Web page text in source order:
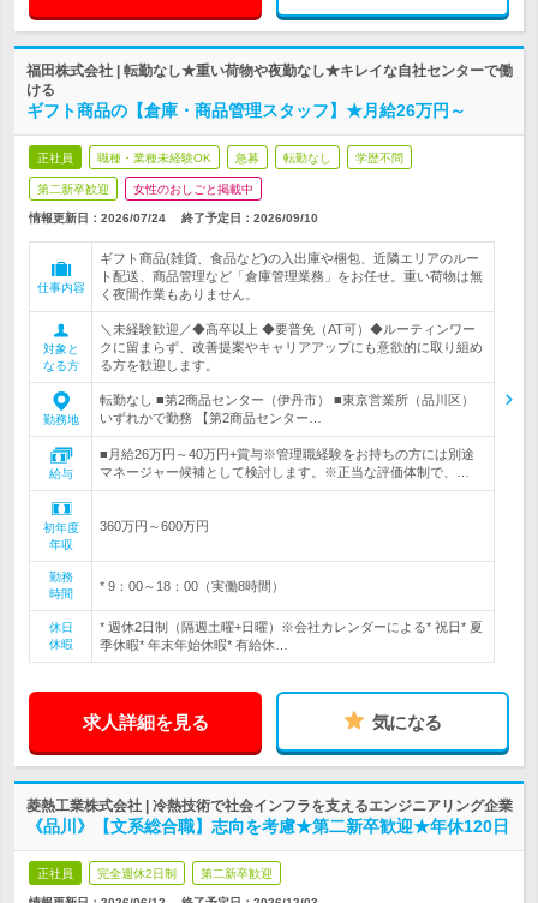
福田株式会社 | 転勤なし★重い荷物や夜勤なし★キレイな自社センターで働
ける
ギフト商品の【倉庫・商品管理スタッフ】★月給26万円～
正社員 職種・業種未経験OK 急募 転勤なし 学歴不問
第二新卒歓迎 女性のおしごと掲載中
情報更新日：2026/07/24 終了予定日： 2026/09/10
仕事内容
ギフト商品(雑貨、食品など)の入出庫や梱包、近隣エリアのルー
ト配送、商品管理など「倉庫管理業務」をお任せ。重い荷物は無
く夜間作業もありません。
対象と
なる方
＼未経験歓迎／◆高卒以上 ◆要普免（AT可）◆ルーティンワー
クに留まらず、改善提案やキャリアアップにも意欲的に取り組め
る方を歓迎します。
勤務地
転勤なし ■第2商品センター（伊丹市） ■東京営業所（品川区）
いずれかで勤務 【第2商品センター…
給与
■月給26万円～40万円+賞与※管理職経験をお持ちの方には別途
マネージャー候補として検討します。※正当な評価体制で、…
初年度
年収
360万円～600万円
勤務
時間
* 9：00～18：00（実働8時間）
休日
休暇
* 週休2日制（隔週土曜+日曜）※会社カレンダーによる* 祝日* 夏
季休暇* 年末年始休暇* 有給休…
求人詳細を見る 気になる
菱熱工業株式会社 | 冷熱技術で社会インフラを支えるエンジニアリング企業
《品川》【文系総合職】志向を考慮★第二新卒歓迎★年休120日
正社員 完全週休2日制 第二新卒歓迎